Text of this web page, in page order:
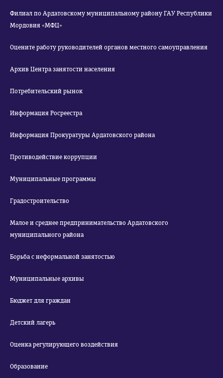
Филиал по Ардатовскому муниципальному району ГАУ Республики
Мордовия «МФЦ»
Оцените работу руководителей органов местного самоуправления
Архив Центра занятости населения
Потребительский рынок
Информация Росреестра
Информация Прокуратуры Ардатовского района
Противодействие коррупции
Муниципальные программы
Градостроительство
Малое и среднее предпринимательство Ардатовского
муниципального района
Борьба с неформальной занятостью
Муниципальные архивы
Бюджет для граждан
Детский лагерь
Оценка регулирующего воздействия
Образование